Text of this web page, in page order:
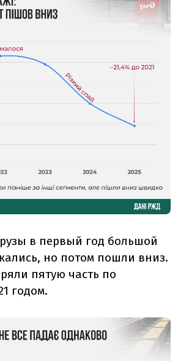
в первый год большой
но потом пошли вниз.
пятую часть по
годом.